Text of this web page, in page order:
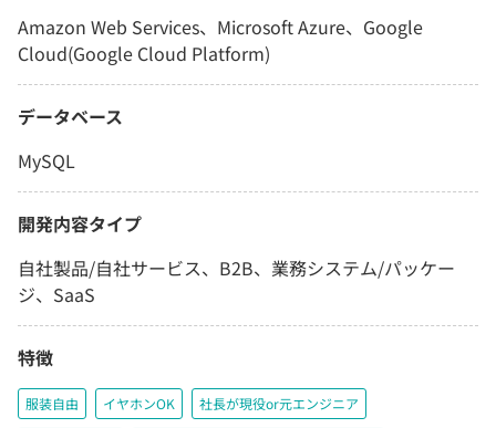
Amazon Web Services、Microsoft Azure、Google
Cloud(Google Cloud Platform)
データベース
MySQL
開発内容タイプ
自社製品/自社サービス、B2B、業務システム/パッケー
ジ、SaaS
特徴
服装自由 イヤホンOK 社長が現役or元エンジニア